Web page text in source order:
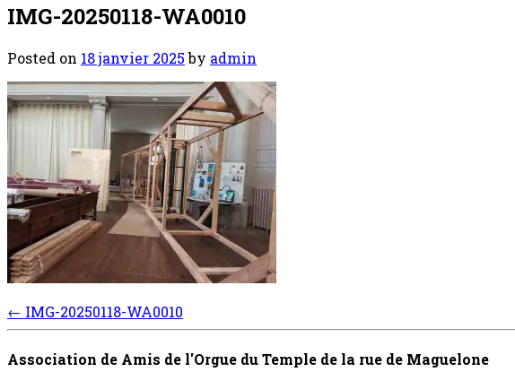
IMG-20250118-WA0010
Posted on 18 janvier 2025by admin
Post
navigation
← IMG-20250118-WA0010
Association de Amis de l'Orgue du Temple de la rue de Maguelone